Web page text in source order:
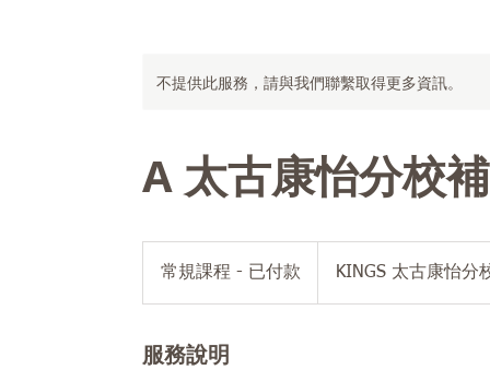
不提供此服務，請與我們聯繫取得更多資訊。
A 太古康怡分校
款
常規課程 - 已付款 KINGS 太古康怡分
服務說明